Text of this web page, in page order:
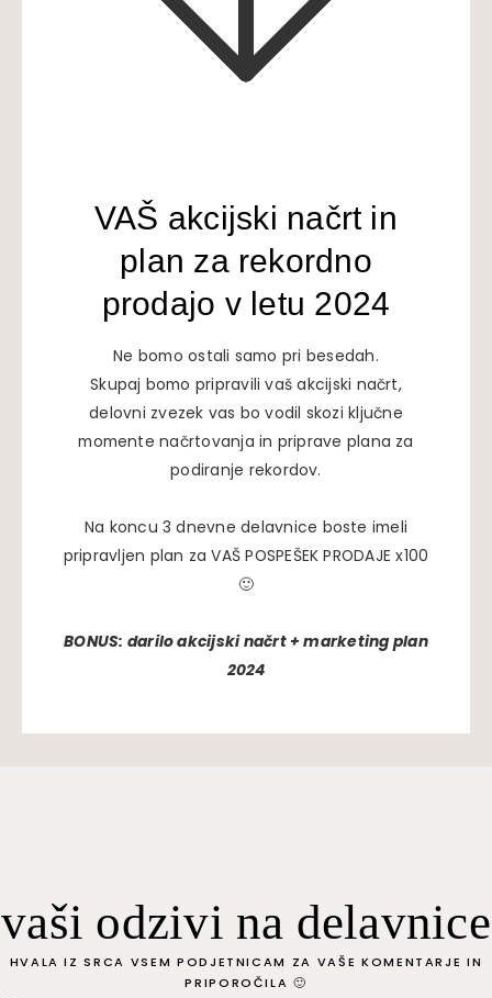
VAŠ akcijski načrt in
plan za rekordno
prodajo v letu 2024
Ne bomo ostali samo pri besedah.
Skupaj bomo pripravili vaš akcijski načrt,
delovni zvezek vas bo vodil skozi ključne
momente načrtovanja in priprave plana za
podiranje rekordov.
Na koncu 3 dnevne delavnice boste imeli
pripravljen plan za VAŠ POSPEŠEK PRODAJE x100
🙂
BONUS: darilo akcijski načrt + marketing plan
2024
vaši odzivi na delavnice
HVALA IZ SRCA VSEM PODJETNICAM ZA VAŠE KOMENTARJE IN
PRIPOROČILA 🙂